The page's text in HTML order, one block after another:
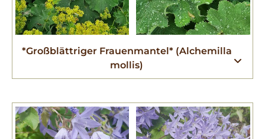
*Großblättriger Frauenmantel* (Alchemilla
mollis)